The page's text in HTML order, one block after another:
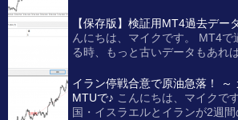
【保存版】検証用MT4過去デー
んにちは、マイクです。 MT4で
る時、もっと古いデータもあれ
イラン停戦合意で原油急落！ ～
MTUで♪ こんにちは、マイクで
国・イスラエルとイランが2週